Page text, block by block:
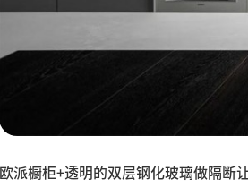
欧派橱柜+透明的双层钢化玻璃做隔断